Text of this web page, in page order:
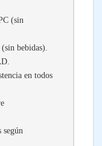
(sin
bebidas).
en todos
según